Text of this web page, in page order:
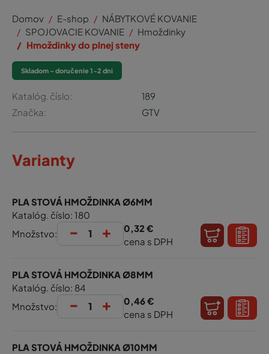
Domov E-shop
NÁBYTKOVÉ KOVANIE
SPOJOVACIE KOVANIE
Hmoždinky
Hmoždinky do plnej steny
Skladom - doručenie 1-2 dni
Katalóg. číslo:
189
Značka:
GTV
Varianty
PLA STOVÁ HMOŽDINKA Ø6MM
Katalóg. číslo: 180
Množstvo:
- +
0,32 €
cena s DPH
PLA STOVÁ HMOŽDINKA Ø8MM
Katalóg. číslo: 84
Množstvo:
- +
0,46 €
cena s DPH
PLA STOVÁ HMOŽDINKA Ø10MM